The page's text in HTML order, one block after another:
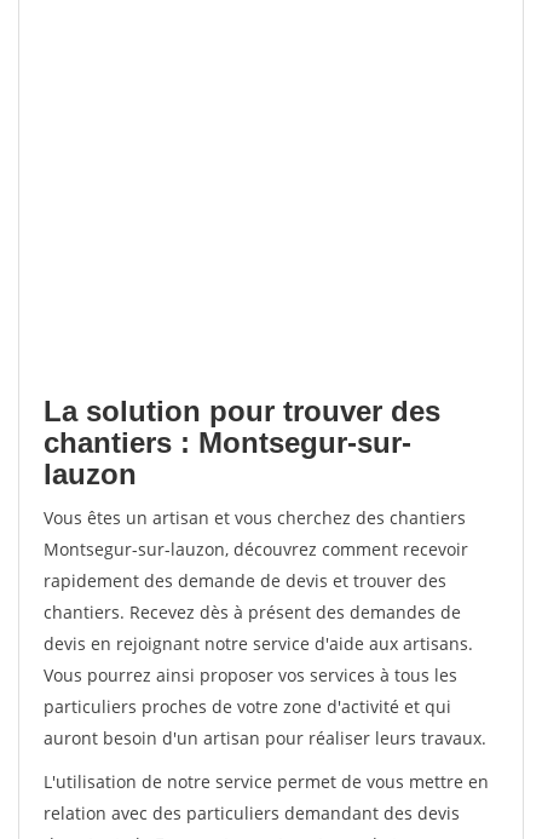
La solution pour trouver des
chantiers : Montsegur-sur-
lauzon
Vous êtes un artisan et vous cherchez des chantiers
Montsegur-sur-lauzon, découvrez comment recevoir
rapidement des demande de devis et trouver des
chantiers. Recevez dès à présent des demandes de
devis en rejoignant notre service d'aide aux artisans.
Vous pourrez ainsi proposer vos services à tous les
particuliers proches de votre zone d'activité et qui
auront besoin d'un artisan pour réaliser leurs travaux.
L'utilisation de notre service permet de vous mettre en
relation avec des particuliers demandant des devis